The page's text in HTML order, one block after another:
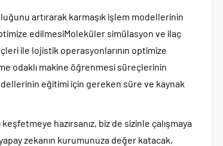
artırarak karmaşık işlem modellerinin
edilmesiMoleküler simülasyon ve ilaç
ile lojistik operasyonlarının optimize
odaklı makine öğrenmesi süreçlerinin
eğitimi için gereken süre ve kaynak
hazırsanız, biz de sizinle çalışmaya
zekanın kurumunuza değer katacak,